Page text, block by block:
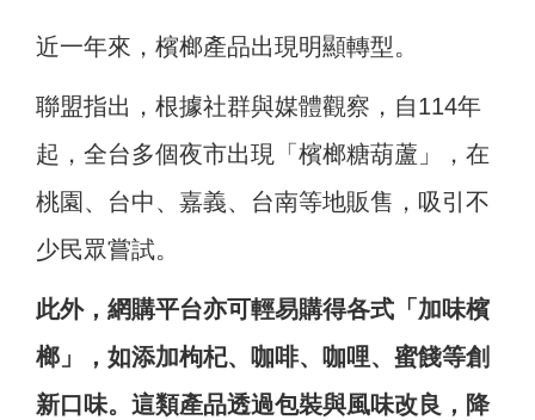
近一年來，檳榔產品出現明顯轉型。
聯盟指出，根據社群與媒體觀察，自114年
起，全台多個夜市出現「檳榔糖葫蘆」，在
桃園、台中、嘉義、台南等地販售，吸引不
少民眾嘗試。
此外，網購平台亦可輕易購得各式「加味檳
榔」，如添加枸杞、咖啡、咖哩、蜜餞等創
新口味。這類產品透過包裝與風味改良，降